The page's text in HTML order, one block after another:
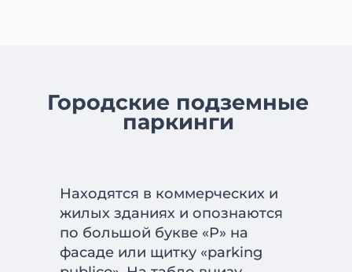
Городские подземные
паркинги
Находятся в коммерческих и
жилых зданиях и опознаются
по большой букве «P» на
фасаде или щитку «parking